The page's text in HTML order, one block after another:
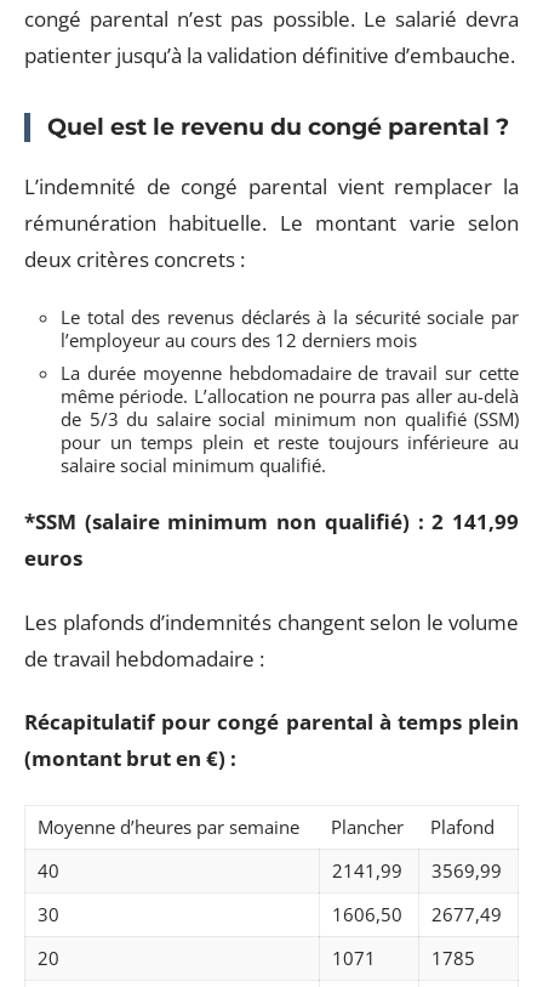
congé parental n’est pas possible. Le salarié devra
patienter jusqu’à la validation définitive d’embauche.
Quel est le revenu du congé parental ?
L’indemnité de congé parental vient remplacer la
rémunération habituelle. Le montant varie selon
deux critères concrets :
Le total des revenus déclarés à la sécurité sociale par
l’employeur au cours des 12 derniers mois
La durée moyenne hebdomadaire de travail sur cette
même période. L’allocation ne pourra pas aller au-delà
de 5/3 du salaire social minimum non qualifié (SSM)
pour un temps plein et reste toujours inférieure au
salaire social minimum qualifié.
*SSM (salaire minimum non qualifié) : 2 141,99
euros
Les plafonds d’indemnités changent selon le volume
de travail hebdomadaire :
Récapitulatif pour congé parental à temps plein
(montant brut en €) :
Moyenne d’heures par semaine Plancher
Plafond
40
2141,99
3569,99
30
1606,50
2677,49
20
1071
1785